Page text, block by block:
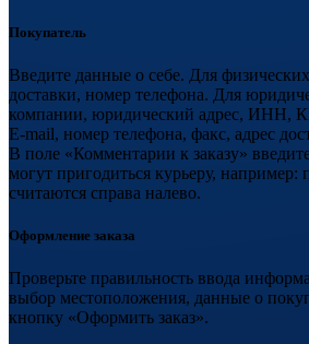
Покупатель
Введите данные о себе. Для
доставки, номер телефона. Для
компании, юридический адрес, ИНН,
E-mail, номер телефона, факс, адрес
В поле «Комментарии к заказу»
могут пригодиться курьеру, например:
считаются справа налево.
Оформление заказа
Проверьте правильность ввода
выбор местоположения, данные о
кнопку «Оформить заказ».